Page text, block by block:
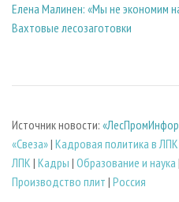
Елена Малинен: «Мы не экономим
Вахтовые лесозаготовки
Источник новости:
«Свеза»| Кадровая политика в ЛПК
ЛПК | Кадры | Образование и наука |
Производство плит | Россия